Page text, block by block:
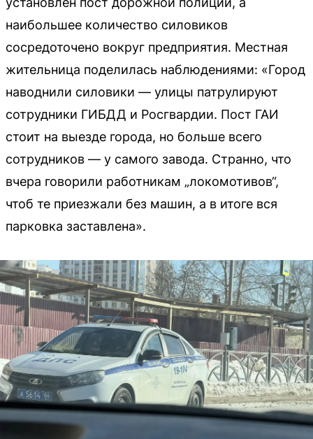
наибольшее количество силовиков
сосредоточено вокруг предприятия. Местная
жительница поделилась наблюдениями: «Город
наводнили силовики — улицы патрулируют
сотрудники ГИБДД и Росгвардии. Пост ГАИ
стоит на выезде города, но больше всего
сотрудников — у самого завода. Странно, что
вчера говорили работникам „локомотивов“,
чтоб те приезжали без машин, а в итоге вся
парковка заставлена».